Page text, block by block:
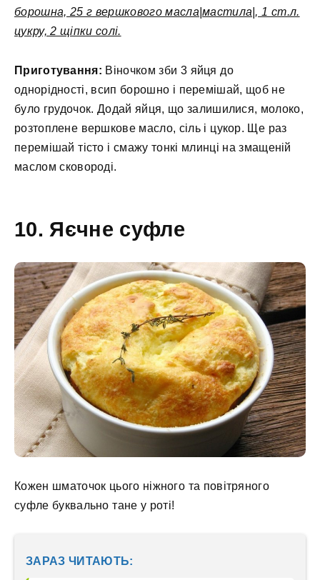
борошна, 25 г вершкового масла|мастила|, 1 ст.л.
цукру, 2 щіпки солі.
Приготування: Віночком зби 3 яйця до
однорідності, всип борошно і перемішай, щоб не
було грудочок. Додай яйця, що залишилися, молоко,
розтоплене вершкове масло, сіль і цукор. Ще раз
перемішай тісто і смажу тонкі млинці на змащеній
маслом сковороді.
10. Яєчне суфле
Кожен шматочок цього ніжного та повітряного
суфле буквально тане у роті!
ЗАРАЗ ЧИТАЮТЬ: